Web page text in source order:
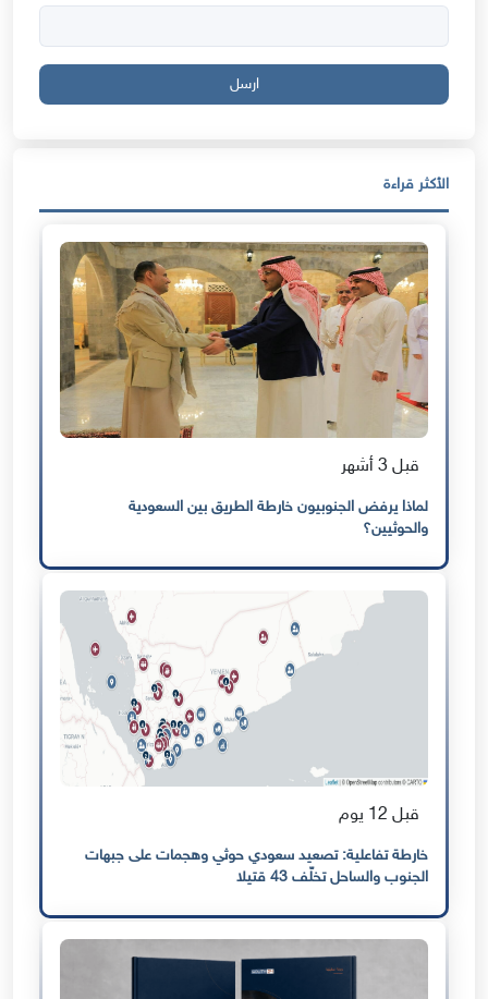
ارسل
الأكثر قراءة
قبل 3 أشهر
لماذا يرفض الجنوبيون خارطة الطريق بين السعودية
والحوثيين؟
قبل 12 يوم
خارطة تفاعلية: تصعيد سعودي حوثي وهجمات على جبهات
الجنوب والساحل تخلّف 43 قتيلا